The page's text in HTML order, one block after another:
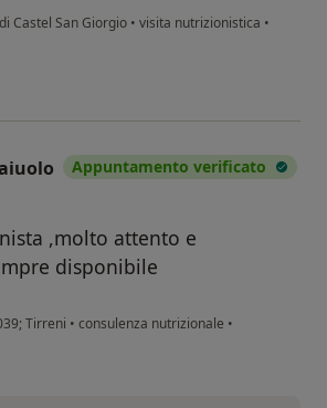
Castel San Giorgio • visita nutrizionistica •
A.R
Appuntamento verificato
,molto attento e
disponibile
Tirreni • consulenza nutrizionale •
veronica ferraiuolo